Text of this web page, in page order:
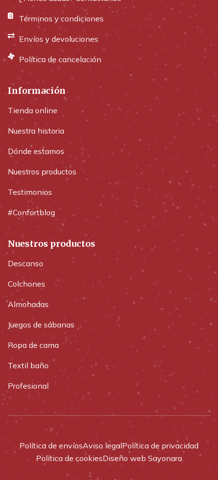
Términos y condiciones
Envíos y devoluciones
Política de cancelación
Información
Tienda online
Nuestra historia
Dónde estamos
Nuestros productos
Testimonios
#Confortblog
Nuestros productos
Descanso
Colchones
Almohadas
Juegos de sábanas
Ropa de cama
Textil baño
Profesional
Política de envíosAviso legalPolítica de privacidad
Política de cookiesDiseño web Sayonara